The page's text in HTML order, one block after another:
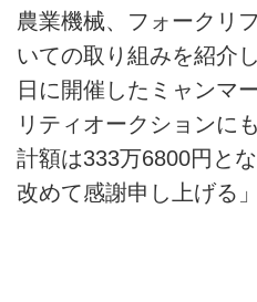
農業機械、フォークリ
いての取り組みを紹介
日に開催したミャンマ
リティオークションに
計額は333万6800円と
改めて感謝申し上げる